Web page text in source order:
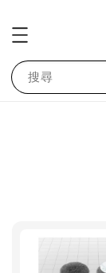
搜尋